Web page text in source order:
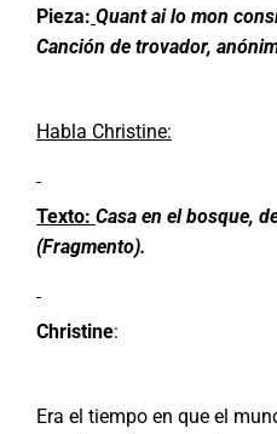
Pieza: Quant ai lo mon
Canción de trovador,
Habla Christine:
Texto: Casa en el bosque,
(Fragmento).
Christine:
Era el tiempo en que el